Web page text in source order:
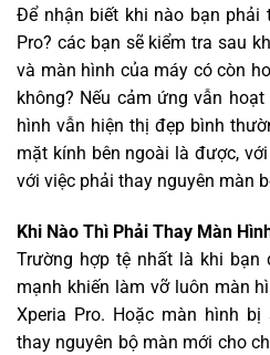
Để nhận biết khi nào bạn phải
Pro? các bạn sẽ kiểm tra sau
và màn hình của máy có còn
không? Nếu cảm ứng vẫn
hình vẫn hiện thị đẹp bình
mặt kính bên ngoài là được,
với việc phải thay nguyên màn
Khi Nào Thì Phải Thay Màn
Trường hợp tệ nhất là khi bạn
mạnh khiến làm vỡ luôn màn
Xperia Pro. Hoặc màn hình
thay nguyên bộ màn mới cho